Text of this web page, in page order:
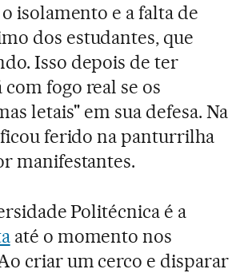
isolamento e a falta de
dos estudantes, que
Isso depois de ter
fogo real se os
letais" em sua defesa. Na
ferido na panturrilha
manifestantes.
Politécnica é a
até o momento nos
criar um cerco e disparar